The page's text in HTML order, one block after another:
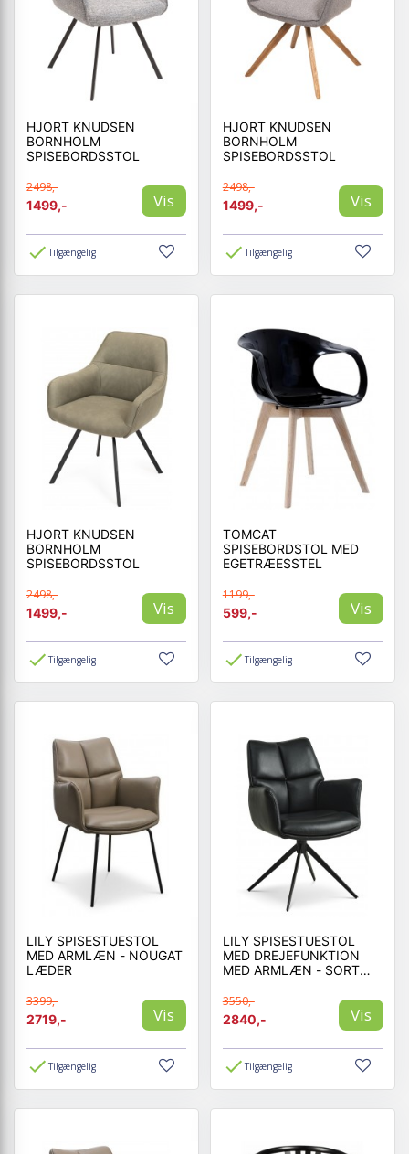
HJORT KNUDSEN
BORNHOLM
SPISEBORDSSTOL
2498,-
1499,-
Vis
Tilgængelig
HJORT KNUDSEN
BORNHOLM
SPISEBORDSSTOL
2498,-
1499,-
Vis
Tilgængelig
HJORT KNUDSEN
BORNHOLM
SPISEBORDSSTOL
2498,-
1499,-
Vis
Tilgængelig
TOMCAT
SPISEBORDSTOL MED
EGETRÆESSTEL
1199,-
599,-
Vis
Tilgængelig
LILY SPISESTUESTOL
MED ARMLÆN - NOUGAT
LÆDER
3399,-
2719,-
Vis
Tilgængelig
LILY SPISESTUESTOL
MED DREJEFUNKTION
MED ARMLÆN - SORT
3550,-
2840,-
Vis
Tilgængelig